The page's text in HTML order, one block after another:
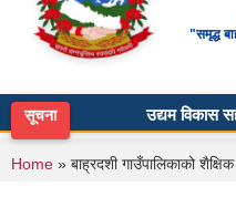
"समृद्ध
सूचना उद्यम विकास
You are here
Home » बाह्रदशी गाउँपालिकाको